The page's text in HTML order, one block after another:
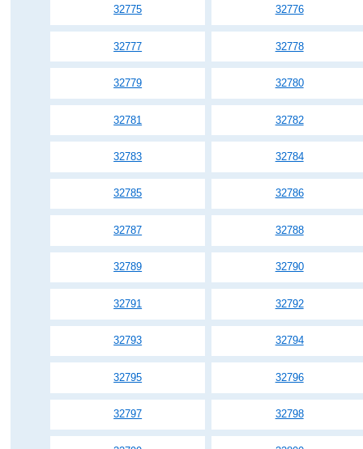
32775 32776
32777 32778
32779 32780
32781 32782
32783 32784
32785 32786
32787 32788
32789 32790
32791 32792
32793 32794
32795 32796
32797 32798